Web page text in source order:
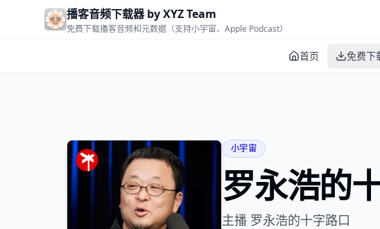
Skip to main content播客音频下载器 by XYZ Team
免费下载播客音频和元数据（支持小宇宙、Apple Podcast）
首页 免费下
小宇宙
罗永浩的
主播 罗永浩的十字路口